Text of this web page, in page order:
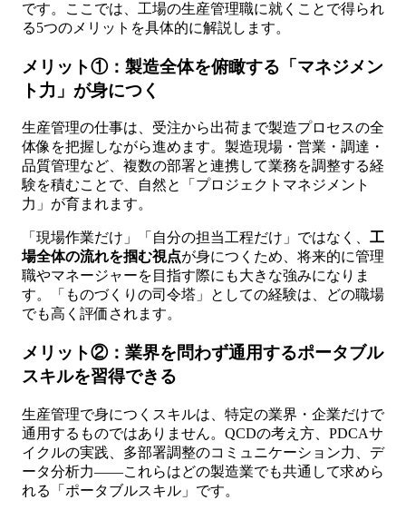
です。ここでは、工場の生産管理職に就くことで得られ
る5つのメリットを具体的に解説します。
メリット①：製造全体を俯瞰する「マネジメン
ト力」が身につく
生産管理の仕事は、受注から出荷まで製造プロセスの全
体像を把握しながら進めます。製造現場・営業・調達・
品質管理など、複数の部署と連携して業務を調整する経
験を積むことで、自然と「プロジェクトマネジメント
力」が育まれます。
「現場作業だけ」「自分の担当工程だけ」ではなく、 工
場全体の流れを掴む視点が身につくため、将来的に管理
職やマネージャーを目指す際にも大きな強みになりま
す。「ものづくりの司令塔」としての経験は、どの職場
でも高く評価されます。
メリット②：業界を問わず通用するポータブル
スキルを習得できる
生産管理で身につくスキルは、特定の業界・企業だけで
通用するものではありません。QCDの考え方、PDCAサ
イクルの実践、多部署調整のコミュニケーション力、デ
ータ分析力——これらはどの製造業でも共通して求めら
れる「ポータブルスキル」です。